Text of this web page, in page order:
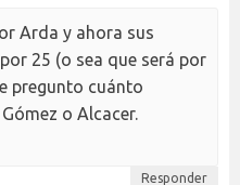
Arda y ahora sus
25 (o sea que será por
pregunto cuánto
o Alcacer.
Responder